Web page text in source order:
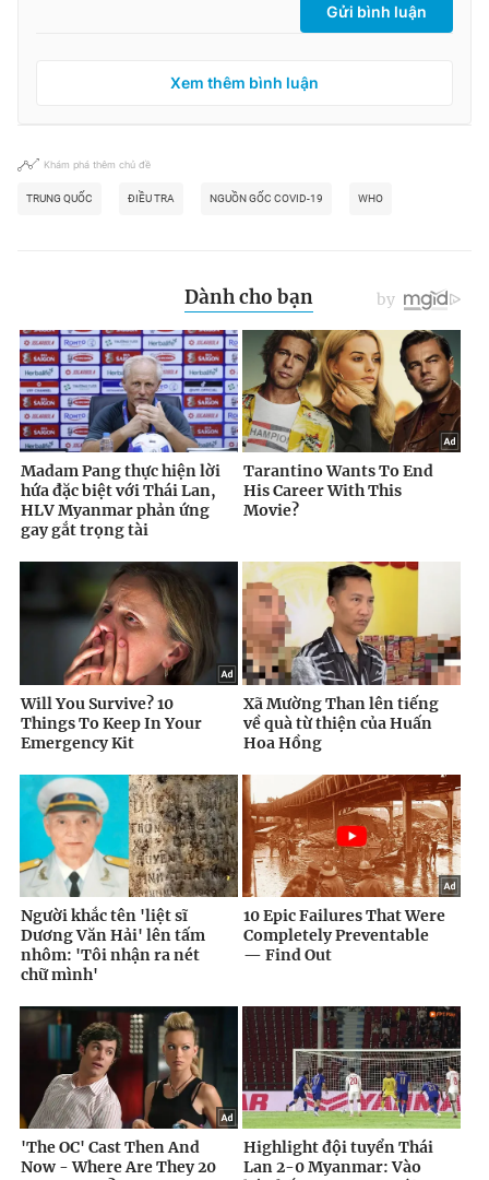
Gửi bình luận
Xem thêm bình luận
Khám phá thêm chủ đề
TRUNG QUỐC ĐIỀU TRA NGUỒN GỐC COVID-19 WHO